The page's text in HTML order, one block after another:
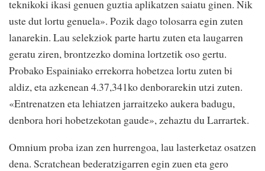
teknikoki ikasi genuen guztia aplikatzen saiatu ginen. Nik
uste dut lortu genuela». Pozik dago tolosarra egin zuten
lanarekin. Lau selekziok parte hartu zuten eta laugarren
geratu ziren, brontzezko domina lortzetik oso gertu.
Probako Espainiako errekorra hobetzea lortu zuten bi
aldiz, eta azkenean 4.37,341ko denborarekin utzi zuten.
«Entrenatzen eta lehiatzen jarraitzeko aukera badugu,
denbora hori hobetzekotan gaude», zehaztu du Larrartek.
Omnium proba izan zen hurrengoa, lau lasterketaz osatzen
dena. Scratchean bederatzigarren egin zuen eta gero